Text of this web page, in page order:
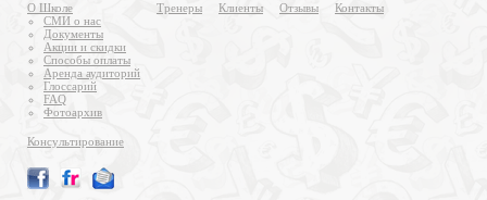
О Школе
СМИ о нас
Документы
Акции и скидки
Способы оплаты
Аренда аудиторий
Глоссарий
FAQ
Фотоархив
Тренеры Клиенты Отзывы Контакты
Консультирование